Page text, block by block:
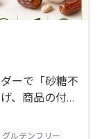
ーで「砂糖不
、商品の付加
来のデーツパ
ラベル化を実
グルテンフリー